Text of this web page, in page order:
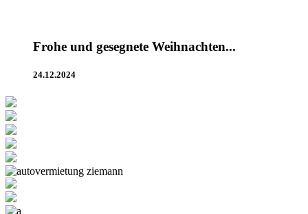
Frohe und gesegnete Weihnachten...
24.12.2024